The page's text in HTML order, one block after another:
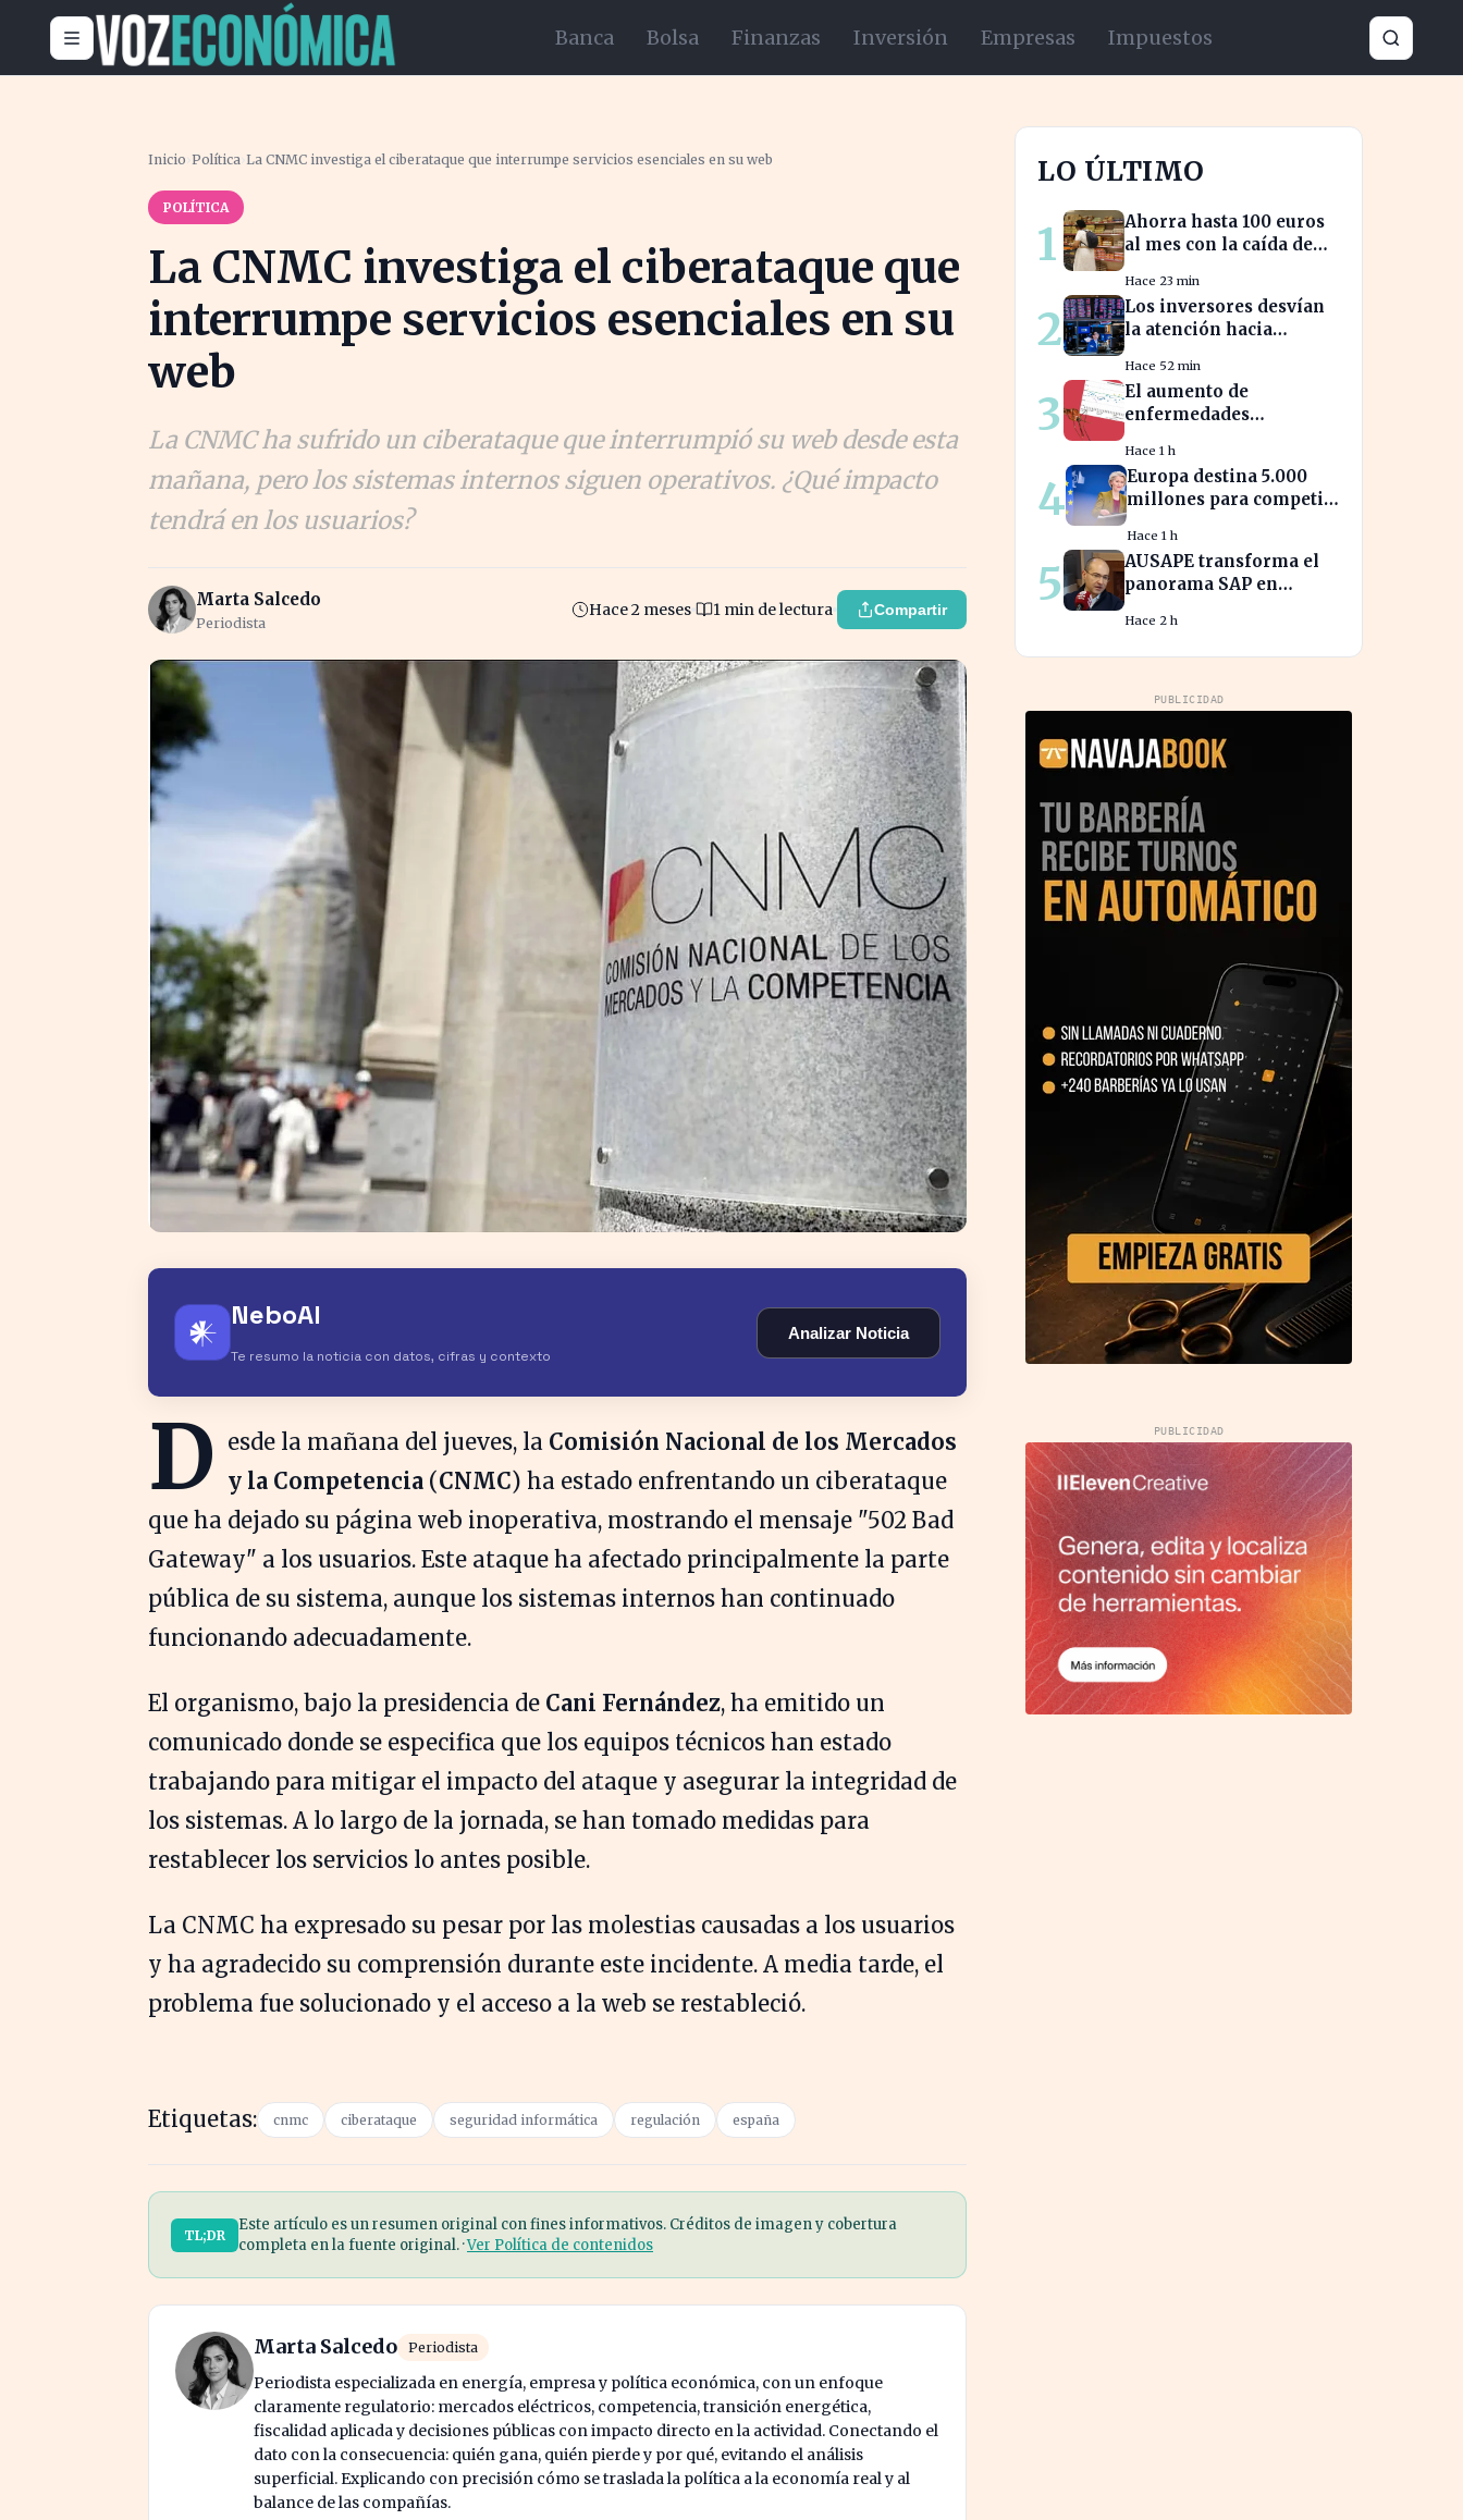
Banca Bolsa Finanzas Inversión Empresas Impuestos
Inicio ›Política›La CNMC investiga el ciberataque que interrumpe servicios esenciales en su web
POLÍTICA
La CNMC investiga el ciberataque que
interrumpe servicios esenciales en su
web
La CNMC ha sufrido un ciberataque que interrumpió su web desde esta
mañana, pero los sistemas internos siguen operativos. ¿Qué impacto
tendrá en los usuarios?
Marta Salcedo
Periodista
Hace 2 meses 1 min de lectura Compartir
𒀭 NeboAI
Te resumo la noticia con datos, cifras y contexto
Analizar Noticia
D esde la mañana del jueves, la Comisión Nacional de los Mercados
y la Competencia (CNMC) ha estado enfrentando un ciberataque
que ha dejado su página web inoperativa, mostrando el mensaje "502 Bad
Gateway" a los usuarios. Este ataque ha afectado principalmente la parte
pública de su sistema, aunque los sistemas internos han continuado
funcionando adecuadamente.
El organismo, bajo la presidencia de Cani Fernández, ha emitido un
comunicado donde se especifica que los equipos técnicos han estado
trabajando para mitigar el impacto del ataque y asegurar la integridad de
los sistemas. A lo largo de la jornada, se han tomado medidas para
restablecer los servicios lo antes posible.
La CNMC ha expresado su pesar por las molestias causadas a los usuarios
y ha agradecido su comprensión durante este incidente. A media tarde, el
problema fue solucionado y el acceso a la web se restableció.
Etiquetas: cnmc ciberataque seguridad informática regulación españa
TL;DR
Este artículo es un resumen original con fines informativos. Créditos de imagen y cobertura
completa en la fuente original. ·Ver Política de contenidos
Marta Salcedo Periodista
Periodista especializada en energía, empresa y política económica, con un enfoque
claramente regulatorio: mercados eléctricos, competencia, transición energética,
fiscalidad aplicada y decisiones públicas con impacto directo en la actividad. Conectando el
dato con la consecuencia: quién gana, quién pierde y por qué, evitando el análisis
superficial. Explicando con precisión cómo se traslada la política a la economía real y al
balance de las compañías.
LO ÚLTIMO
1
Ahorra hasta 100 euros
al mes con la caída de
esenciales
Hace 23 min
2
Los inversores desvían
la atención hacia
Wall Street se desploma
Hace 52 min
3
El aumento de
enfermedades
salud pública por el
cambio climático
Hace 1 h
4
Europa destina 5.000
millones para competir
tecnológicas de EE.UU.
Hace 1 h
5
AUSAPE transforma el
panorama SAP en
de innovación
Hace 2 h
PUBLICIDAD
PUBLICIDAD